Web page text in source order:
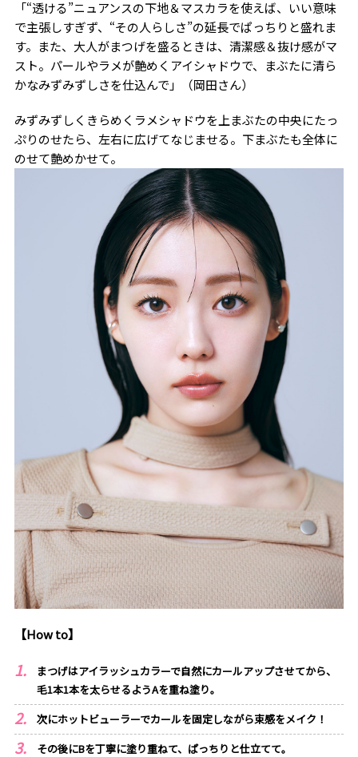
「“透ける”ニュアンスの下地＆マスカラを使えば、いい意味
で主張しすぎず、“その人らしさ”の延長でぱっちりと盛れま
す。また、大人がまつげを盛るときは、清潔感＆抜け感がマ
スト。パールやラメが艶めくアイシャドウで、まぶたに清ら
かなみずみずしさを仕込んで」（岡田さん）
みずみずしくきらめくラメシャドウを上まぶたの中央にたっ
ぷりのせたら、左右に広げてなじませる。下まぶたも全体に
のせて艶めかせて。
【How to】
まつげはアイラッシュカラーで自然にカールアップさせてから、
毛1本1本を太らせるようAを重ね塗り。
次にホットビューラーでカールを固定しながら束感をメイク！
その後にBを丁寧に塗り重ねて、ぱっちりと仕立てて。